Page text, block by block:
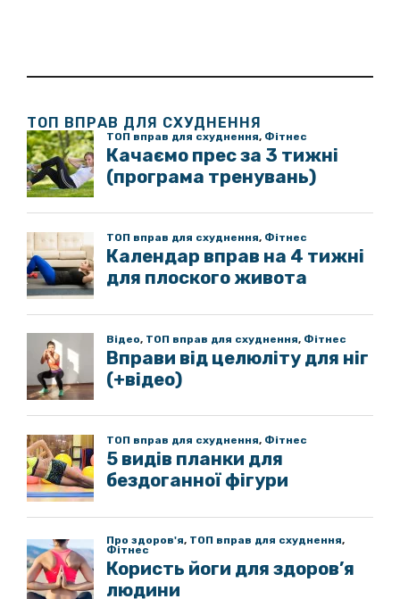
ТОП ВПРАВ ДЛЯ СХУДНЕННЯ